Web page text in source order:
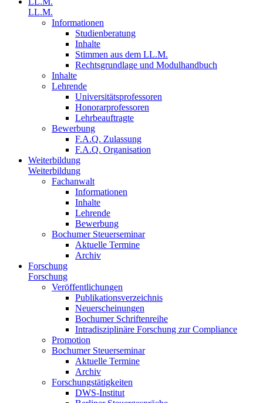
LL.M.
Informationen
Studienberatung
Inhalte
Stimmen aus dem LL.M.
Rechtsgrundlage und Modulhandbuch
Inhalte
Lehrende
Universitätsprofessoren
Honorarprofessoren
Lehrbeauftragte
Bewerbung
F.A.Q. Zulassung
F.A.Q. Organisation
Weiterbildung
Weiterbildung
Fachanwalt
Informationen
Inhalte
Lehrende
Bewerbung
Bochumer Steuerseminar
Aktuelle Termine
Archiv
Forschung
Forschung
Veröffentlichungen
Publikationsverzeichnis
Neuerscheinungen
Bochumer Schriftenreihe
Intradisziplinäre Forschung zur Compliance
Promotion
Bochumer Steuerseminar
Aktuelle Termine
Archiv
Forschungstätigkeiten
DWS-Institut